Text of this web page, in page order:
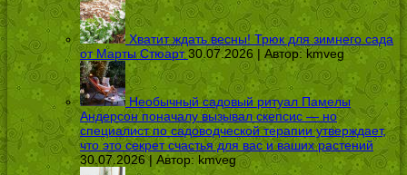
Хватит ждать весны! Трюк для зимнего сада
от Марты Стюарт 30.07.2026 | Автор:kmveg
Необычный садовый ритуал Памелы
Андерсон поначалу вызывал скепсис — но
специалист по садоводческой терапии утверждает,
что это секрет счастья для вас и ваших растений
30.07.2026 | Автор: kmveg